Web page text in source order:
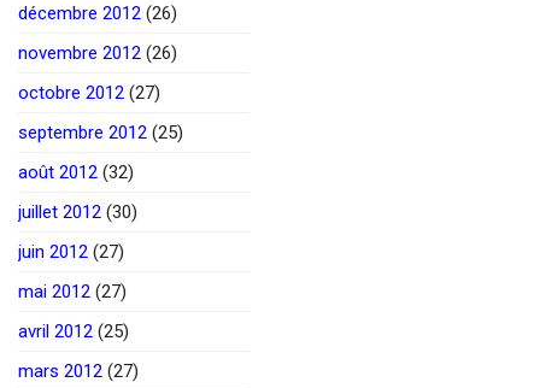
décembre 2012 (26)
novembre 2012 (26)
octobre 2012 (27)
septembre 2012 (25)
août 2012 (32)
juillet 2012 (30)
juin 2012 (27)
mai 2012 (27)
avril 2012 (25)
mars 2012 (27)